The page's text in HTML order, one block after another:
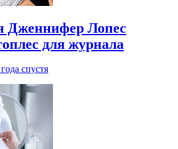
Дженнифер Лопес
для журнала
спустя